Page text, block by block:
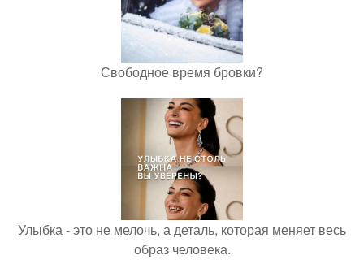
Свободное время бровки?
Улыбка - это не мелочь, а деталь, которая меняет весь
образ человека.